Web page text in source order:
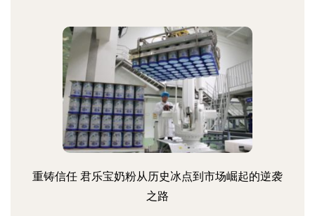
重铸信任 君乐宝奶粉从历史冰点到市场崛起的逆袭
之路